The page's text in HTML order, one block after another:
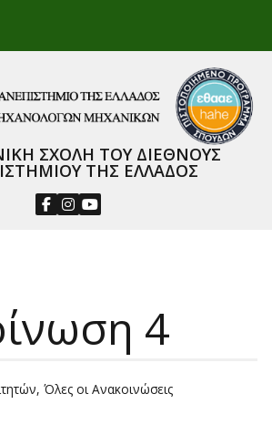
ΣΧΟΛΗ ΤΟΥ ΔΙΕΘΝΟΥΣ
ΤΗΣ ΕΛΛΑΔΟΣ
4
,Όλες οι Ανακοινώσεις